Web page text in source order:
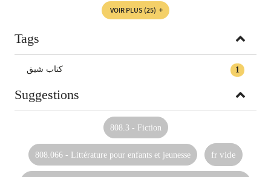
VOIR PLUS (25)
Tags
1 كتاب شيق
Suggestions
808.3 - Fiction
808.066 - Littérature pour enfants et jeunesse fr vide